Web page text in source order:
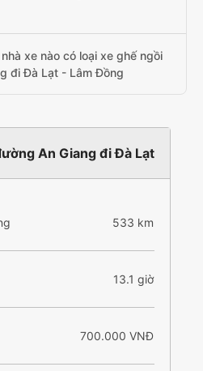
xe nào có loại xe ghế ngồi
đi Đà Lạt - Lâm Đồng
An Giang đi Đà Lạt
533 km
13.1 giờ
700.000 VNĐ